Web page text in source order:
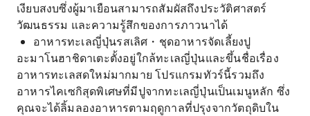
เงียบสงบซึ่งผู้มาเยือนสามารถสัมผัสถึงประวัติศาสตร์
วัฒนธรรม และความรู้สึกของการภาวนาได้
อาหารทะเลญี่ปุ่นรสเลิศ・ชุดอาหารจัดเลี้ยงปู
อะมาโนฮาชิดาเตะตั้งอยู่ใกล้ทะเลญี่ปุ่นและขึ้นชื่อเรื่อง
อาหารทะเลสดใหม่มากมาย โปรแกรมทัวร์นี้รวมถึง
อาหารไคเซกิสุดพิเศษที่มีปูจากทะเลญี่ปุ่นเป็นเมนูหลัก ซึ่ง
คุณจะได้ลิ้มลองอาหารตามฤดูกาลที่ปรุงจากวัตถุดิบใน